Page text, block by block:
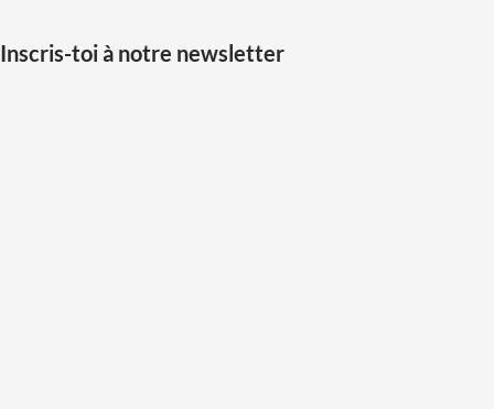
Inscris-toi à notre newsletter